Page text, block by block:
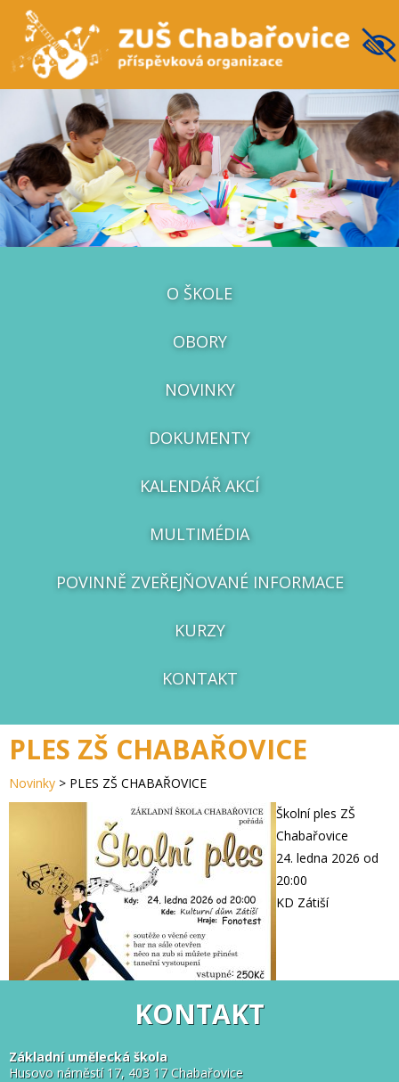
O ŠKOLE
OBORY
NOVINKY
DOKUMENTY
KALENDÁŘ AKCÍ
MULTIMÉDIA
POVINNĚ ZVEŘEJŇOVANÉ INFORMACE
KURZY
KONTAKT
PLES ZŠ CHABAŘOVICE
Novinky > PLES ZŠ CHABAŘOVICE
Školní ples ZŠ
Chabařovice
24. ledna 2026 od
20:00
KD Zátiší
KONTAKT
Základní umělecká škola
Husovo náměstí 17, 403 17 Chabařovice